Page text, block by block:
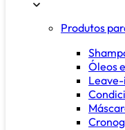
Produtos
Óleos